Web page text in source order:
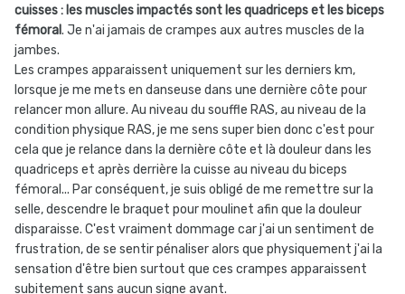
cuisses : les muscles impactés sont les quadriceps et les biceps
fémoral. Je n'ai jamais de crampes aux autres muscles de la
jambes.
Les crampes apparaissent uniquement sur les derniers km,
lorsque je me mets en danseuse dans une dernière côte pour
relancer mon allure. Au niveau du souffle RAS, au niveau de la
condition physique RAS, je me sens super bien donc c'est pour
cela que je relance dans la dernière côte et là douleur dans les
quadriceps et après derrière la cuisse au niveau du biceps
fémoral... Par conséquent, je suis obligé de me remettre sur la
selle, descendre le braquet pour moulinet afin que la douleur
disparaisse. C'est vraiment dommage car j'ai un sentiment de
frustration, de se sentir pénaliser alors que physiquement j'ai la
sensation d'être bien surtout que ces crampes apparaissent
subitement sans aucun signe avant.